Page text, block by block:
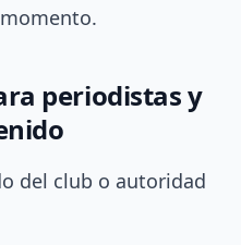
periodistas y
del club o autoridad